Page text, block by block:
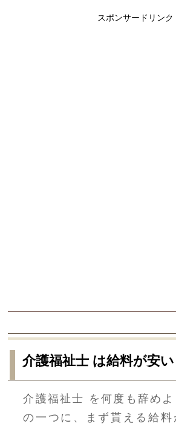
スポンサードリンク
介護福祉士 は給料が安い
介護福祉士 を何度も辞め
の一つに、まず貰える給料